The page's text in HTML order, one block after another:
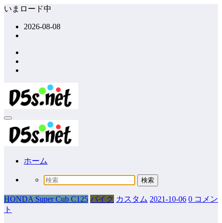
コ
ッ
プ
いまロード中
2026-08-08
ホーム
HONDA Super Cub C125 バイク カスタム 2021-10-06 0 コメン
ト